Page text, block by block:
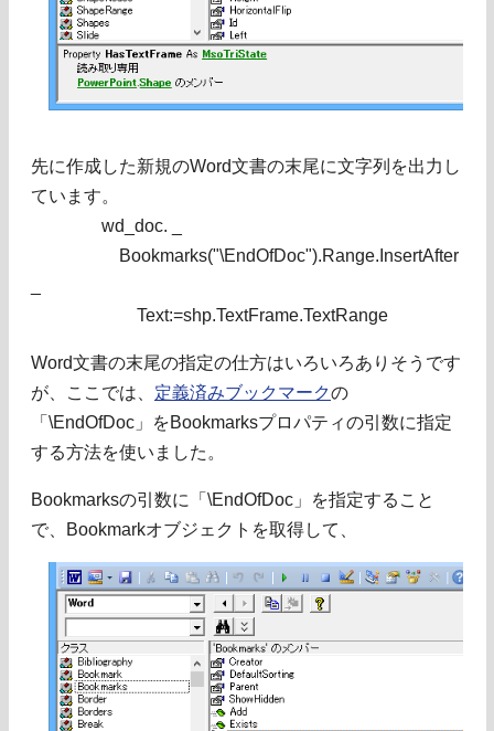
先に作成した新規のWord文書の末尾に文字列を出力し
ています。
wd_doc. _
Bookmarks("\EndOfDoc").Range.InsertAfter
Text:=shp.TextFrame.TextRange
Word文書の末尾の指定の仕方はいろいろありそうです
が、ここでは、 定義済みブックマークの
「\EndOfDoc」をBookmarksプロパティの引数に指定
する方法を使いました。
Bookmarksの引数に「\EndOfDoc」を指定すること
で、Bookmarkオブジェクトを取得して、